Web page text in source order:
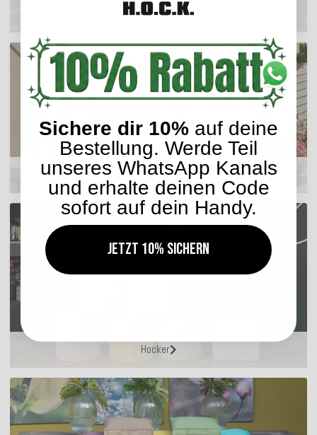
Outdoor Kissen
Sitzkissen
Hocker
Sichere dir 10% auf deine
Bestellung. Werde Teil
unseres WhatsApp Kanals
und erhalte deinen Code
sofort auf dein Handy.
Jetzt 10% sichern